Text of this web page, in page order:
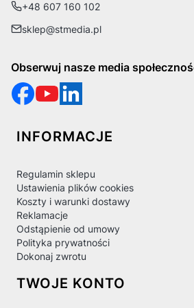
+48 607 160 102
sklep@stmedia.pl
Obserwuj nasze media
Linki w stopce
INFORMACJE
Regulamin sklepu
Ustawienia plików cookies
Koszty i warunki dostawy
Reklamacje
Odstąpienie od umowy
Polityka prywatności
Dokonaj zwrotu
TWOJE KONTO